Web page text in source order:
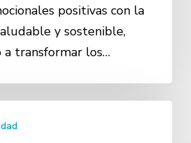
positivas con la
y sostenible,
transformar los…